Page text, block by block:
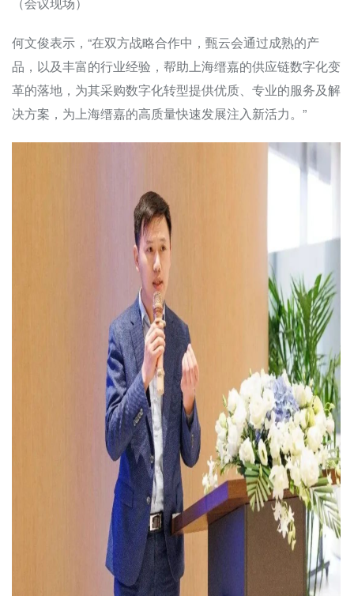
何文俊表示，“在双方战略合作中，甄云会通过成熟的产
品，以及丰富的行业经验，帮助上海缙嘉的供应链数字化变
革的落地，为其采购数字化转型提供优质、专业的服务及解
决方案，为上海缙嘉的高质量快速发展注入新活力。”